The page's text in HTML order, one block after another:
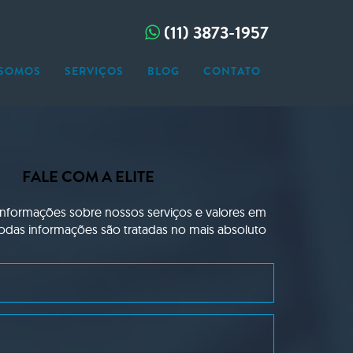
SERVIÇOS
DE PESSOAS
PARTICULAR
BLOG CONTATO
(11) 3873-1957
FALE COM A ELITE
sobre nossos serviços e valores em
informações são tratadas no mais absoluto